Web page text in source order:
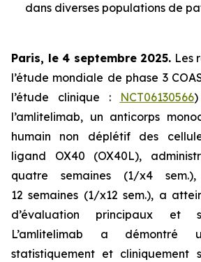
dans diverses populations de
Paris, le 4 septembre 2025. Les
l’étude mondiale de phase 3
l’étude clinique :
NCT06130566)
l’amlitelimab, un anticorps
humain non déplétif des
ligand OX40 (OX40L),
quatre semaines (1/x4
12 semaines (1/x12 sem.), a
d’évaluation principaux et
L’amlitelimab a démontré
statistiquement et cliniquement